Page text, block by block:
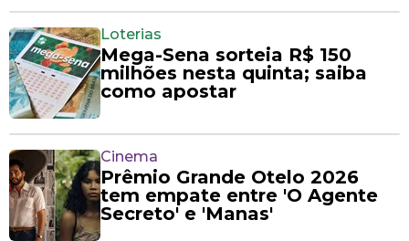
Loterias
Mega-Sena sorteia R$ 150
milhões nesta quinta; saiba
como apostar
Cinema
Prêmio Grande Otelo 2026
tem empate entre 'O Agente
Secreto' e 'Manas'